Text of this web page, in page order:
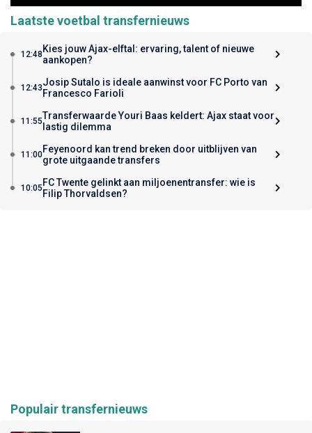
Laatste voetbal transfernieuws
12:48 Kies jouw Ajax-elftal: ervaring, talent of nieuwe
aankopen?
12:43Josip Sutalo is ideale aanwinst voor FC Porto van
Francesco Farioli
11:55Transferwaarde Youri Baas keldert: Ajax staat voor
lastig dilemma
11:00Feyenoord kan trend breken door uitblijven van
grote uitgaande transfers
10:05 FC Twente gelinkt aan miljoenentransfer: wie is
Filip Thorvaldsen?
Populair transfernieuws